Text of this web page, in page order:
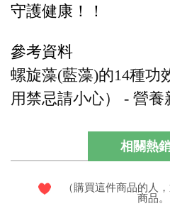
守護健康！！
參考資料
螺旋藻(藍藻)的14種功
用禁忌請小心） - 營養
相關熱
（購買這件商品的人
商品。